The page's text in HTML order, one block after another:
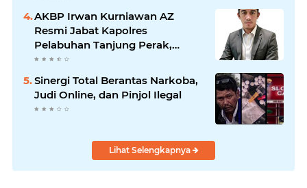
AKBP Irwan Kurniawan AZ
Resmi Jabat Kapolres
Pelabuhan Tanjung Perak,
Pimpinan Redaksi
HarianMataBerita.com
Sampaikan Ucapan Selamat
Sinergi Total Berantas Narkoba,
Judi Online, dan Pinjol Ilegal
Lihat Selengkapnya